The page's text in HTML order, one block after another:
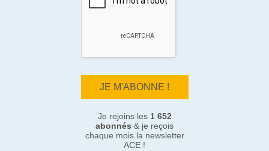
Je rejoins les 1 652
abonnés & je reçois
chaque mois la newsletter
ACE !